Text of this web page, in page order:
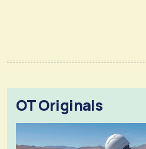
OT Originals